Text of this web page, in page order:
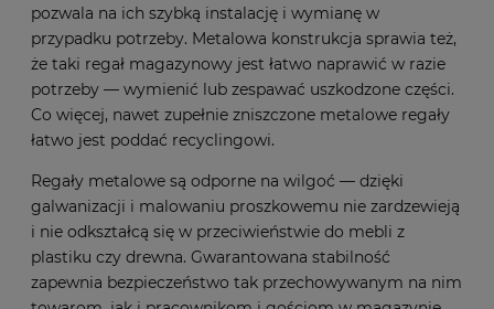
pozwala na ich szybką instalację i wymianę w
przypadku potrzeby. Metalowa konstrukcja sprawia też,
że taki regał magazynowy jest łatwo naprawić w razie
potrzeby — wymienić lub zespawać uszkodzone części.
Co więcej, nawet zupełnie zniszczone metalowe regały
łatwo jest poddać recyclingowi.
Regały metalowe są odporne na wilgoć — dzięki
galwanizacji i malowaniu proszkowemu nie zardzewieją
i nie odkształcą się w przeciwieństwie do mebli z
plastiku czy drewna. Gwarantowana stabilność
zapewnia bezpieczeństwo tak przechowywanym na nim